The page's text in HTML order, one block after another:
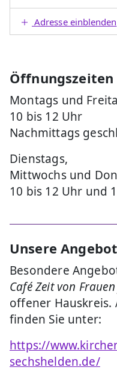
Adresse einblenden
Montags und
10 bis 12 Uhr
Nachmittags
Dienstags,
Mittwochs und
10 bis 12 Uhr und
Unsere
Besondere
Café Zeit von
offener Hauskreis.
finden Sie unter:
https://
sechshelden.de/